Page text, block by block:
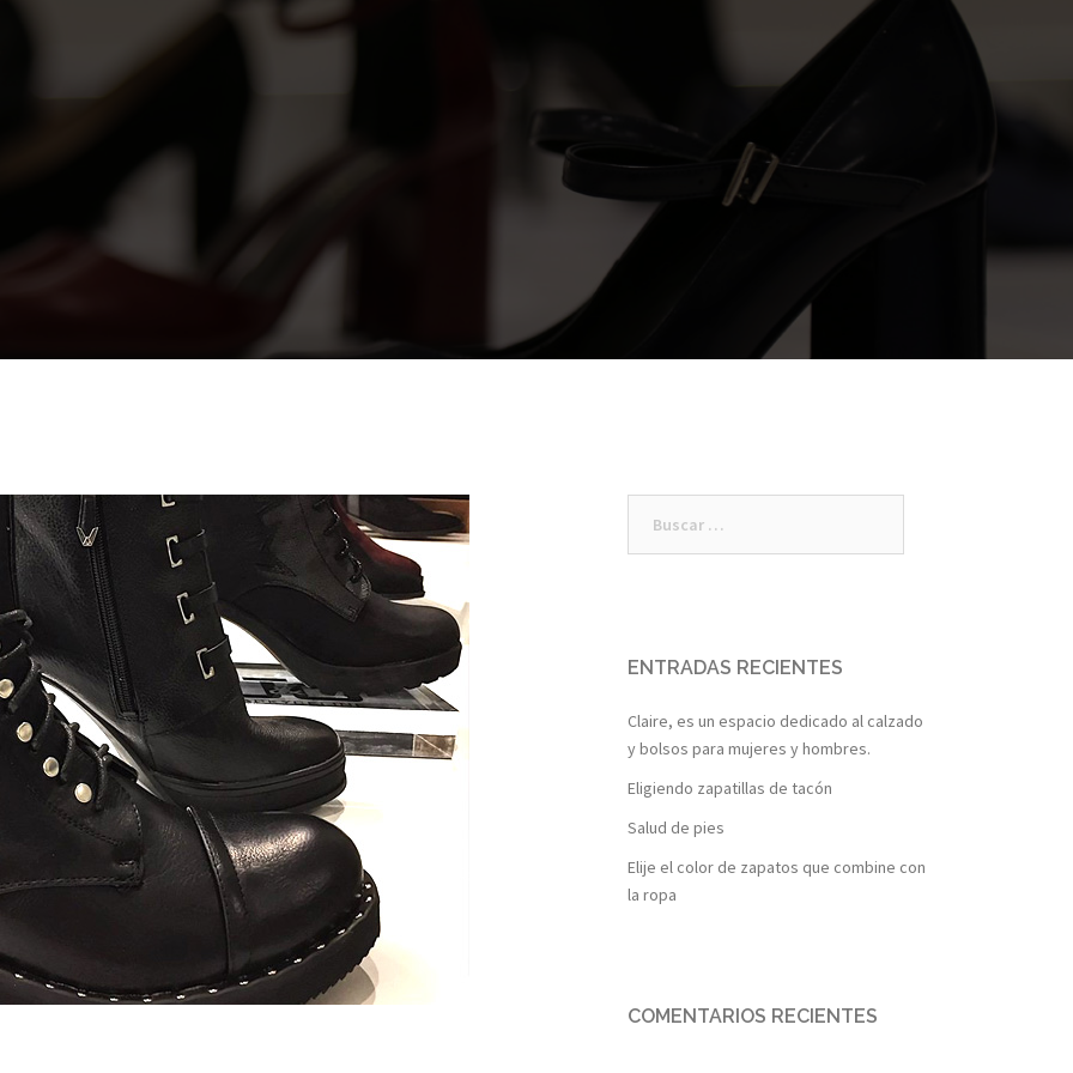
ENTRADAS RECIENTES
Claire, es un espacio dedicado al calzado
y bolsos para mujeres y hombres.
Eligiendo zapatillas de tacón
Salud de pies
Elije el color de zapatos que combine con
la ropa
COMENTARIOS RECIENTES